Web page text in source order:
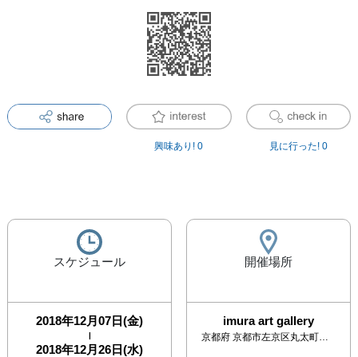
興味あり! 0 見に行った! 0
スケジュール
2018年12月07日(金)
|
2018年12月26日(水)
開催場所
imura art gallery
京都府 京都市左京区丸太町通川端東入東丸太町31